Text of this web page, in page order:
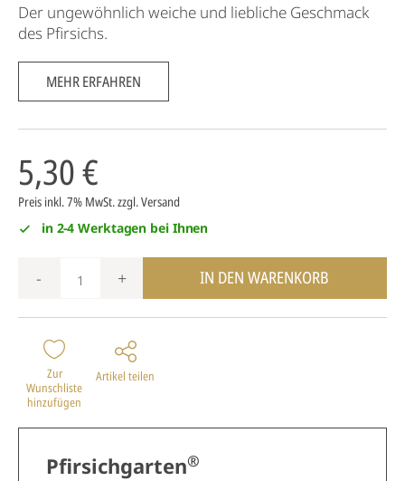
Der ungewöhnlich weiche und liebliche Geschmack
des Pfirsichs.
MEHR ERFAHREN
5,30 €
Preis inkl. 7% MwSt.zzgl. Versand
in 2-4 Werktagen bei Ihnen
+
- IN DEN WARENKORB
Zur
Wunschliste
hinzufügen
Artikel teilen
Pfirsichgarten®